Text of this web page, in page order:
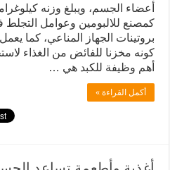
أعضاء الجسم، ويبلغ وزنه
كمصنع للالبومين وعوامل
بروتينات الجهاز المناعي، كما
كونه مخزنا للفائض من الغذاء
أهم وظيفة للكبد هي …
أكمل القراءة »